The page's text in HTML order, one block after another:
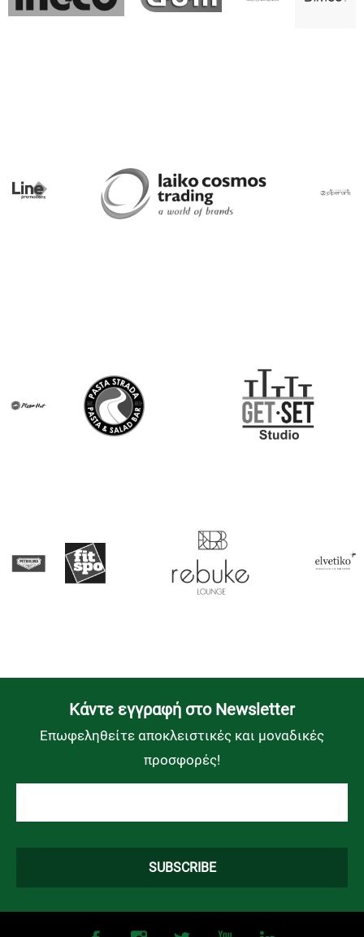
Kάντε εγγραφή στο Newsletter
Επωφεληθείτε αποκλειστικές και μοναδικές
προσφορές!